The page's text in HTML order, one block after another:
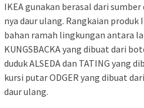
IKEA gunakan berasal dari
nya daur ulang. Rangkaian produk
bahan ramah lingkungan antara
KUNGSBACKA yang dibuat dari
duduk ALSEDA dan TATING yang
kursi putar ODGER yang dibuat
daur ulang.